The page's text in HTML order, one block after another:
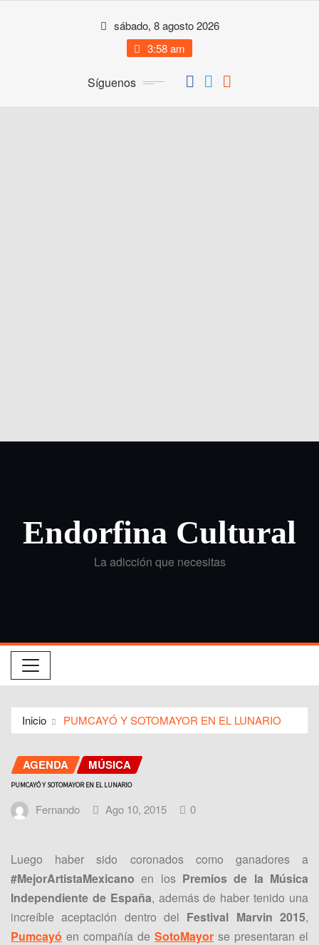
sábado, 8 agosto 2026
3:58 am
Síguenos
Endorfina Cultural
La adicción que necesitas
Inicio PUMCAYÓ Y SOTOMAYOR EN EL LUNARIO
AGENDA MÚSICA
PUMCAYÓ Y SOTOMAYOR EN EL LUNARIO
Fernando Ago 10, 2015 0
Luego haber sido coronados como ganadores a
#‎MejorArtistaMexicano ‬ en los Premios de la Música
Independiente de España, además de haber tenido una
increíble aceptación dentro del Festival Marvin 2015,
Pumcayó en compañía de SotoMayor se presentaran el